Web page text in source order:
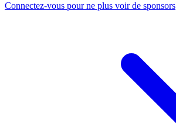
Connectez-vous pour ne plus voir de sponsors